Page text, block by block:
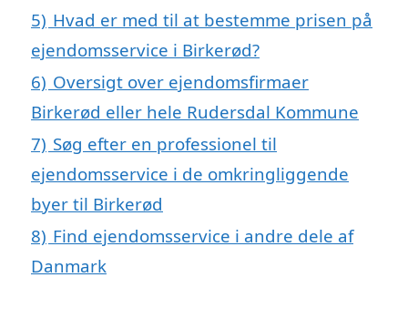
5) Hvad er med til at bestemme prisen på
ejendomsservice i Birkerød?
6) Oversigt over ejendomsfirmaer
Birkerød eller hele Rudersdal Kommune
7) Søg efter en professionel til
ejendomsservice i de omkringliggende
byer til Birkerød
8) Find ejendomsservice i andre dele af
Danmark